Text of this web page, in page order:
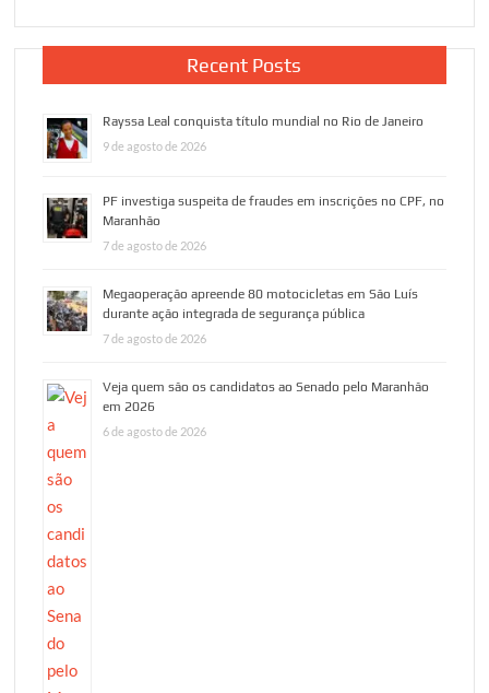
Recent Posts
Rayssa Leal conquista título mundial no Rio de Janeiro
9 de agosto de 2026
PF investiga suspeita de fraudes em inscrições no CPF, no
Maranhão
7 de agosto de 2026
Megaoperação apreende 80 motocicletas em São Luís
durante ação integrada de segurança pública
7 de agosto de 2026
Veja quem são os candidatos ao Senado pelo Maranhão
em 2026
6 de agosto de 2026